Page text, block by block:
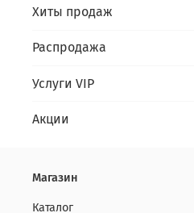
Хиты продаж
Распродажа
Услуги VIP
Акции
Магазин
Каталог